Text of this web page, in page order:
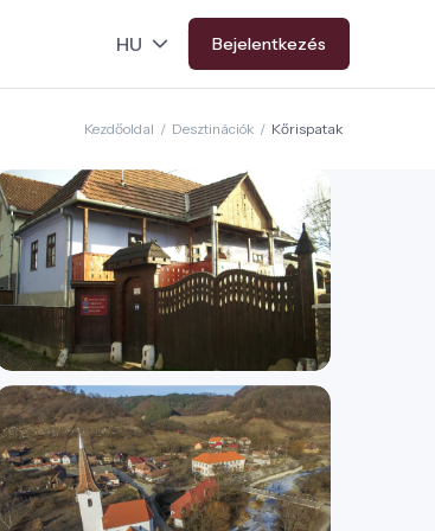
Bejelentkezés
Kezdőoldal / Desztinációk / Kőrispatak